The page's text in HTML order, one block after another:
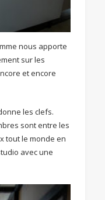
nous apporte
sur les
et encore
les clefs.
sont entre les
tout le monde en
avec une